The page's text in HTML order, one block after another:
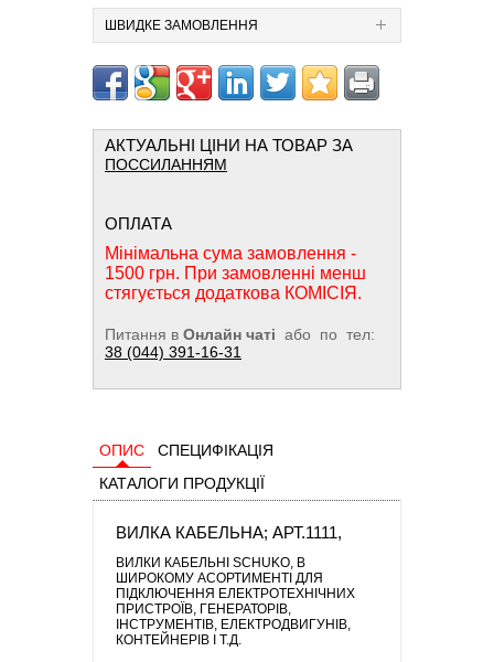
ШВИДКЕ ЗАМОВЛЕННЯ
АКТУАЛЬНІ ЦІНИ НА ТОВАР ЗА
ПОССИЛАННЯМ
ОПЛАТА
Мінімальна сума замовлення -
1500 грн. При замовленні менш
стягується додаткова КОМІСІЯ.
Питання в Онлайн чаті або по тел:
38 (044) 391-16-31
ОПИС
СПЕЦИФІКАЦІЯ
КАТАЛОГИ ПРОДУКЦІЇ
ВИЛКА КАБЕЛЬНА; АРТ.1111,
ВИЛКИ КАБЕЛЬНІ SCHUKO, В
ШИРОКОМУ АСОРТИМЕНТІ ДЛЯ
ПІДКЛЮЧЕННЯ ЕЛЕКТРОТЕХНІЧНИХ
ПРИСТРОЇВ, ГЕНЕРАТОРІВ,
ІНСТРУМЕНТІВ, ЕЛЕКТРОДВИГУНІВ,
КОНТЕЙНЕРІВ І Т.Д.